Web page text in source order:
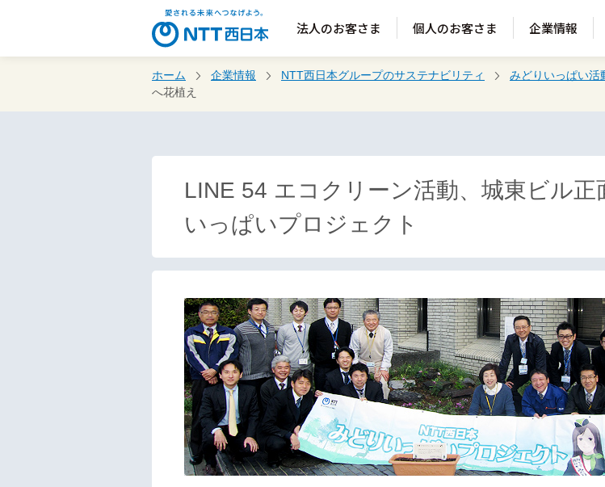
法人のお客さま 個人のお客さま 企業情報
ホーム 企業情報 NTT西日本グループのサステナビリティ みどりいっぱい活
へ花植え
LINE 54 エコクリーン活動、城東ビル正
いっぱいプロジェクト